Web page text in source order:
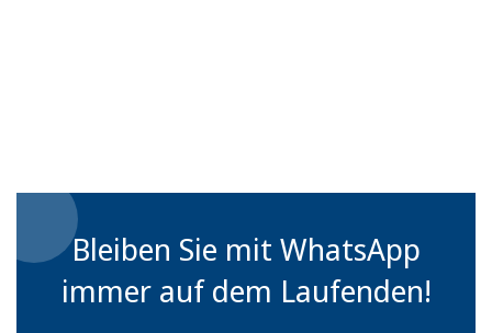
Bleiben Sie mit WhatsApp
immer auf dem Laufenden!